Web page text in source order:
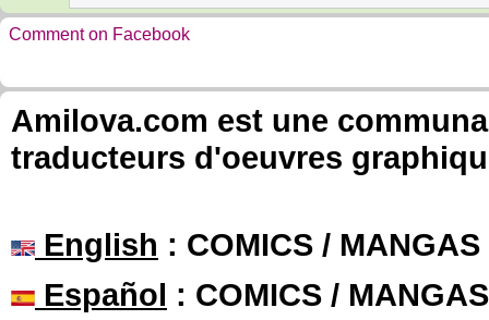
Comment on Facebook
Amilova.com est une
traducteurs d'oeuvres
English : COMICS /
Español : COMICS /